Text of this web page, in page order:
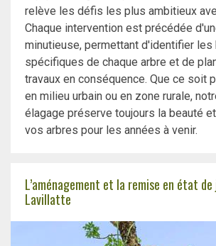
relève les défis les plus ambitieux
Chaque intervention est précédée
minutieuse, permettant d'identifier les
spécifiques de chaque arbre et de
travaux en conséquence. Que ce soit
en milieu urbain ou en zone rurale,
élagage préserve toujours la beauté
vos arbres pour les années à venir.
L’aménagement et la remise en état
Lavillatte